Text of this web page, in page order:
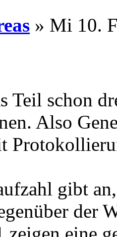
» Mi 10.
Teil schon
Also
gibt
der